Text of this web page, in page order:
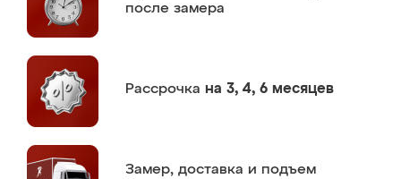
после замера
Рассрочка на 3, 4, 6 месяцев
Замер, доставка и подъем